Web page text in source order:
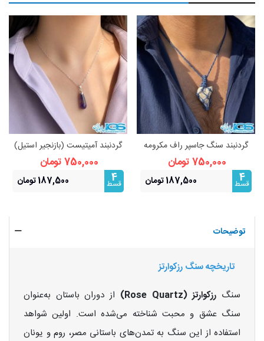
گردنبند سنگ جاسپر راف مکرومه
بافی فری سایز
750,000 تومان
4
قسط 187,500 تومان
گردنبند آمیتیست (بازنجیر استیل)
نماد آرامش و محافظت
750,000 تومان
4
قسط 187,500 تومان
توضیحات
تاریخچه سنگ رزکوارتز
سنگ رزکوارتز (Rose Quartz)
از دوران باستان به‌عنوان
سنگ عشق و محبت شناخته می‌شده است. اولین شواهد
استفاده از این سنگ به تمدن‌های باستانی مصر، روم و یونان